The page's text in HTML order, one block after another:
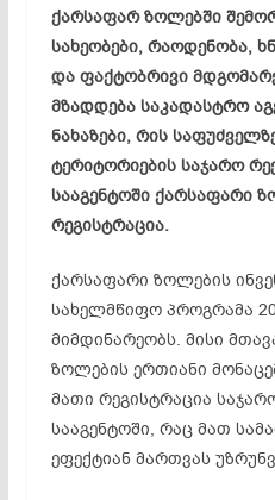
ქარსაფარ ზოლებში
სახეობები, რაოდენობა,
და ფაქტობრივი
მზადდება საკადასტრო
ნახაზები, რის
ტერიტორიების საჯარო
სააგენტოში ქარსაფარი
რეგისტრაცია.
ქარსაფარი ზოლების
სახელმწიფო პროგრამა
მიმდინარეობს. მისი
ზოლების ერთიანი
მათი რეგისტრაცია
სააგენტოში, რაც მათ
ეფექტიან მართვას